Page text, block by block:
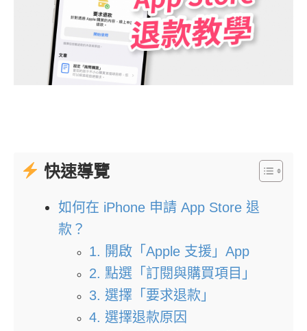
快速導覽
如何在 iPhone 申請 App Store 退
款？
1. 開啟「Apple 支援」App
2. 點選「訂閱與購買項目」
3. 選擇「要求退款」
4. 選擇退款原因